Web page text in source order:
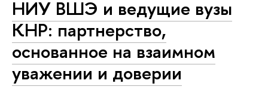
НИУ ВШЭ и ведущие вузы
КНР: партнерство,
основанное на взаимном
уважении и доверии